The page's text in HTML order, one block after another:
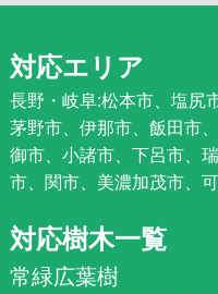
対応エリア
長野・岐阜:松本市、塩尻
茅野市、伊那市、飯田市
御市、小諸市、下呂市、
市、関市、美濃加茂市、
対応樹木一覧
常緑広葉樹